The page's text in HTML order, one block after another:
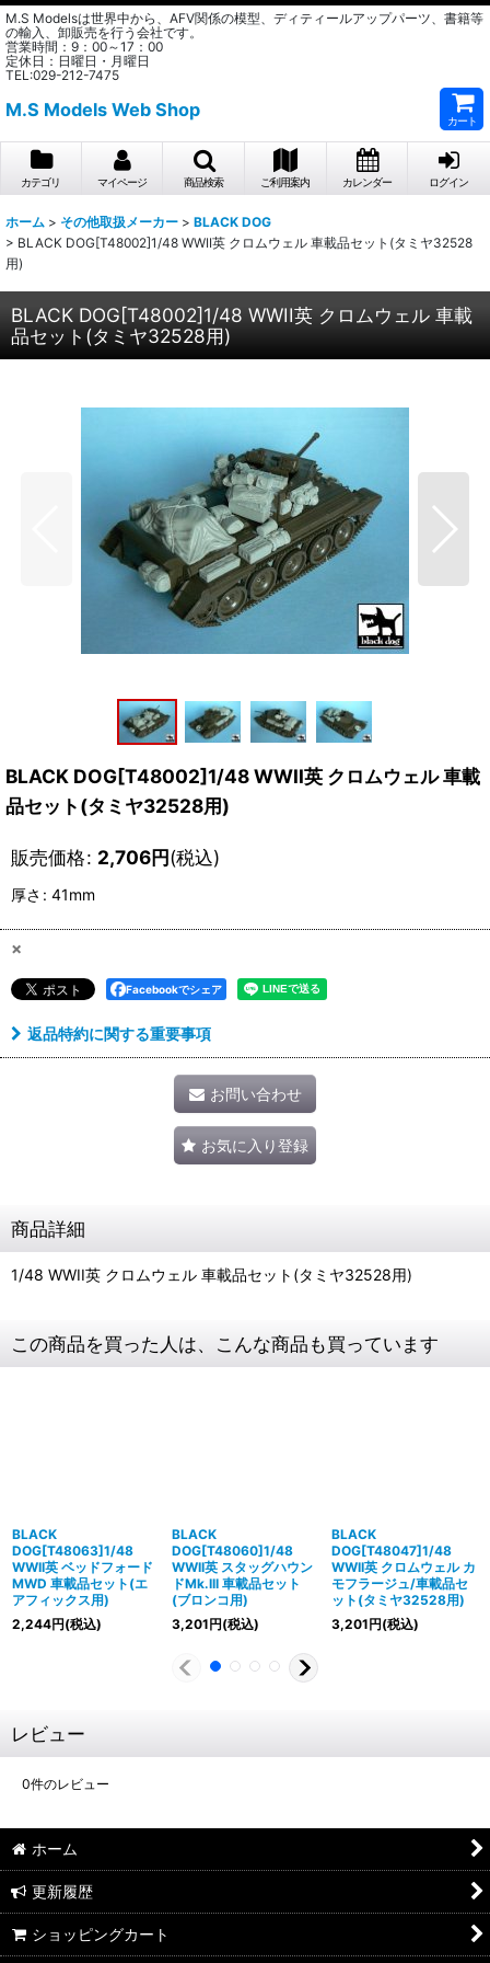
M.S Modelsは世界中から、AFV関係の模型、ディティールアップパーツ、書籍等
の輸入、卸販売を行う会社です。
営業時間：9：00～17：00
定休日：日曜日・月曜日
TEL:029-212-7475
M.S Models Web Shop
カート
カテゴリ マイページ 商品検索 ご利用案内 カレンダー ログイン
ホーム > その他取扱メーカー > BLACK DOG
> BLACK DOG[T48002]1/48 WWII英 クロムウェル 車載品セット(タミヤ32528
用)
BLACK DOG[T48002]1/48 WWII英 クロムウェル 車載
品セット(タミヤ32528用)
BLACK DOG[T48002]1/48 WWII英 クロムウェル 車載
品セット(タミヤ32528用)
販売価格: 2,706円(税込)
厚さ : 41mm
×
Facebookでシェア
返品特約に関する重要事項
お問い合わせ
お気に入り登録
商品詳細
1/48 WWII英 クロムウェル 車載品セット(タミヤ32528用)
この商品を買った人は、こんな商品も買っています
BLACK
DOG[T48063]1/48
WWII英 ベッドフォード
MWD 車載品セット(エ
アフィックス用)
2,244円(税込)
BLACK
DOG[T48060]1/48
WWII英 スタッグハウン
ドMk.III 車載品セット
(ブロンコ用)
3,201円(税込)
BLACK
DOG[T48047]1/48
WWII英 クロムウェル カ
モフラージュ/車載品セ
ット(タミヤ32528用)
3,201円(税込)
レビュー
0件のレビュー
ホーム
更新履歴
ショッピングカート